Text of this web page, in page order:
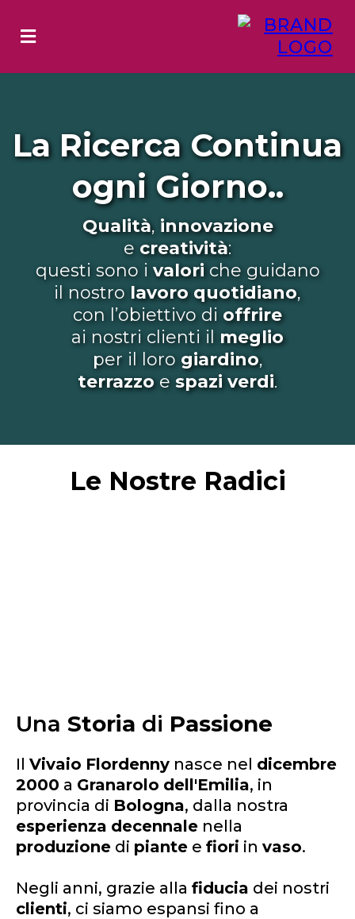
La Ricerca Continua
ogni Giorno..
Qualità, innovazione
e creatività:
questi sono i valoriche guidano
il nostro lavoro quotidiano,
con l’obiettivo di offrire
ai nostri clienti il meglio
per il loro giardino,
terrazzoe spazi verdi.
Le Nostre Radici
Una Storia di Passione
Il Vivaio Flordenny nasce nel dicembre
2000 a Granarolo dell'Emilia, in
provincia di Bologna, dalla nostra
esperienza decennale nella
produzione di piante e fiori in vaso.
Negli anni, grazie alla fiducia dei nostri
clienti, ci siamo espansi fino a